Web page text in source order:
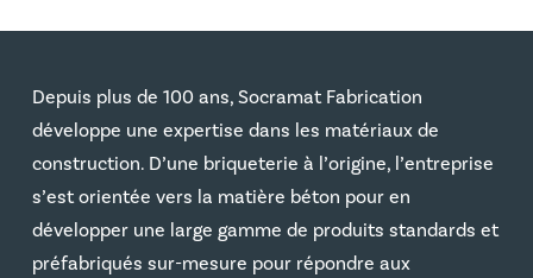
Depuis plus de 100 ans, Socramat Fabrication
développe une expertise dans les matériaux de
construction. D’une briqueterie à l’origine, l’entreprise
s’est orientée vers la matière béton pour en
développer une large gamme de produits standards et
préfabriqués sur-mesure pour répondre aux